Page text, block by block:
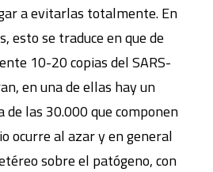
a evitarlas totalmente. En
esto se traduce en que de
10-20 copias del SARS-
en una de ellas hay un
de las 30.000 que componen
ocurre al azar y en general
sobre el patógeno, con